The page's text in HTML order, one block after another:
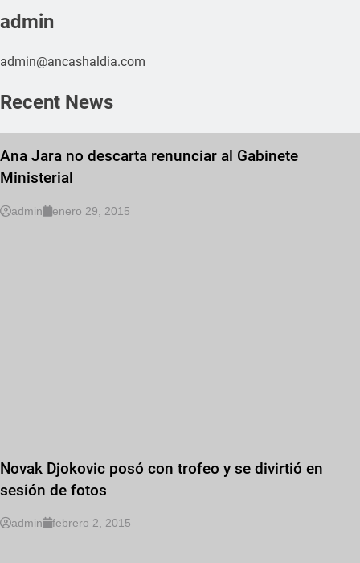
admin
admin@ancashaldia.com
Recent News
Ana Jara no descarta renunciar al Gabinete
Ministerial
admin enero 29, 2015
Novak Djokovic posó con trofeo y se divirtió en
sesión de fotos
admin febrero 2, 2015